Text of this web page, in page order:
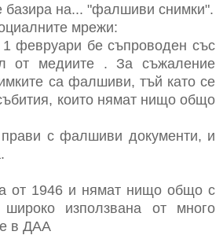
базира на... "фалшиви снимки".
мрежи:
февруари бе съпроводен със
от медиите . За съжаление
са фалшиви, тъй като се
които нямат нищо общо
прави с фалшиви документи, и
от 1946 и нямат нищо общо с
използвана от много
в ДАА